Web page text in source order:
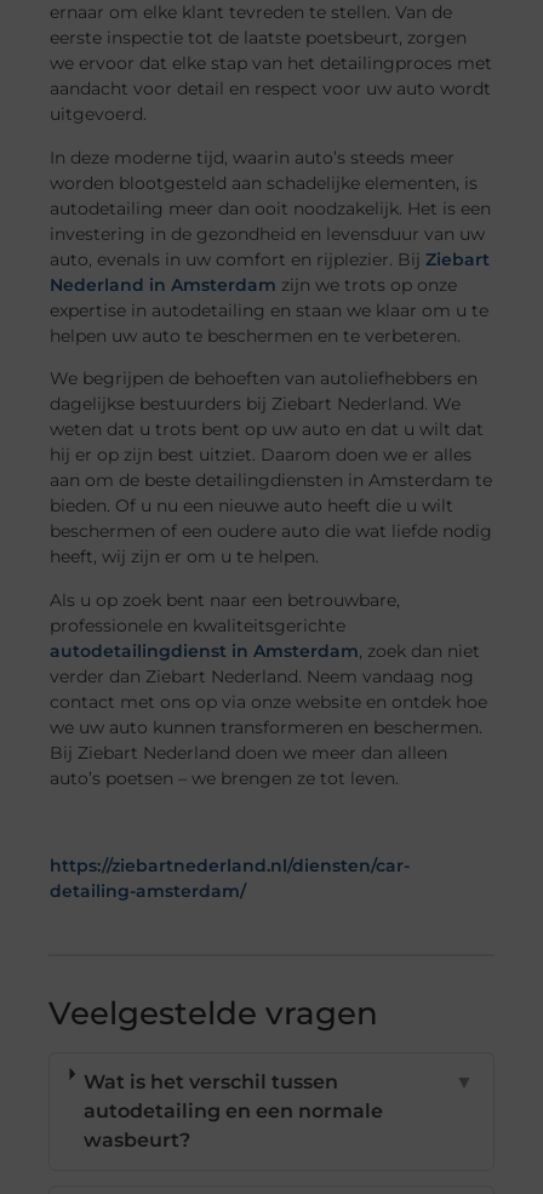
ernaar om elke klant tevreden te stellen. Van de
eerste inspectie tot de laatste poetsbeurt, zorgen
we ervoor dat elke stap van het detailingproces met
aandacht voor detail en respect voor uw auto wordt
uitgevoerd.
In deze moderne tijd, waarin auto’s steeds meer
worden blootgesteld aan schadelijke elementen, is
autodetailing meer dan ooit noodzakelijk. Het is een
investering in de gezondheid en levensduur van uw
auto, evenals in uw comfort en rijplezier. BijZiebart
Nederland in Amsterdam zijn we trots op onze
expertise in autodetailing en staan we klaar om u te
helpen uw auto te beschermen en te verbeteren.
We begrijpen de behoeften van autoliefhebbers en
dagelijkse bestuurders bij Ziebart Nederland. We
weten dat u trots bent op uw auto en dat u wilt dat
hij er op zijn best uitziet. Daarom doen we er alles
aan om de beste detailingdiensten in Amsterdam te
bieden. Of u nu een nieuwe auto heeft die u wilt
beschermen of een oudere auto die wat liefde nodig
heeft, wij zijn er om u te helpen.
Als u op zoek bent naar een betrouwbare,
professionele en kwaliteitsgerichte
autodetailingdienst in Amsterdam , zoek dan niet
verder dan Ziebart Nederland. Neem vandaag nog
contact met ons op via onze website en ontdek hoe
we uw auto kunnen transformeren en beschermen.
Bij Ziebart Nederland doen we meer dan alleen
auto’s poetsen – we brengen ze tot leven.
https://ziebartnederland.nl/diensten/car-
detailing-amsterdam/
Veelgestelde vragen
Wat is het verschil tussen
autodetailing en een normale
wasbeurt?
▼